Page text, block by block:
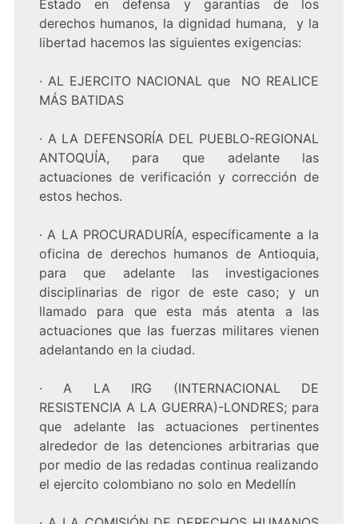
Estado en defensa y garantías de los
derechos humanos, la dignidad humana, y la
libertad hacemos las siguientes exigencias:
· AL EJERCITO NACIONAL que NO REALICE
MÁS BATIDAS
· A LA DEFENSORÍA DEL PUEBLO-REGIONAL
ANTOQUÍA, para que adelante las
actuaciones de verificación y corrección de
estos hechos.
· A LA PROCURADURÍA, específicamente a la
oficina de derechos humanos de Antioquia,
para que adelante las investigaciones
disciplinarias de rigor de este caso; y un
llamado para que esta más atenta a las
actuaciones que las fuerzas militares vienen
adelantando en la ciudad.
· A LA IRG (INTERNACIONAL DE
RESISTENCIA A LA GUERRA)-LONDRES; para
que adelante las actuaciones pertinentes
alrededor de las detenciones arbitrarias que
por medio de las redadas continua realizando
el ejercito colombiano no solo en Medellín